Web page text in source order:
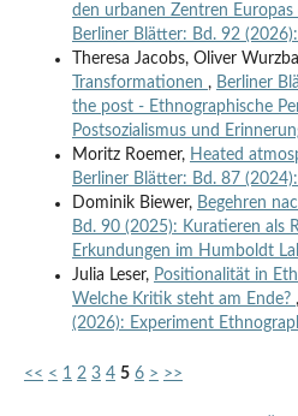
den urbanen Zentren
Berliner Blätter: Bd. 92
Theresa Jacobs, Oliver
Transformationen , Berliner
the post - Ethnographische
Postsozialismus und
Moritz Roemer, Heated
Berliner Blätter: Bd. 87
Dominik Biewer, Begehren
Bd. 90 (2025): Kuratieren als
Erkundungen im Humboldt
Julia Leser, Positionalität in
Welche Kritik steht am Ende? ,
(2026): Experiment
<< < 1 2 3 4 5 6 > >>